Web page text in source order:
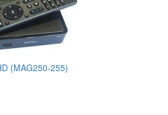
(MAG250-255)